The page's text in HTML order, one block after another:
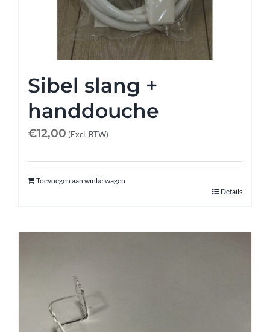
Sibel slang +
handdouche
€12,00 (Excl. BTW)
Toevoegen aan winkelwagen
Details